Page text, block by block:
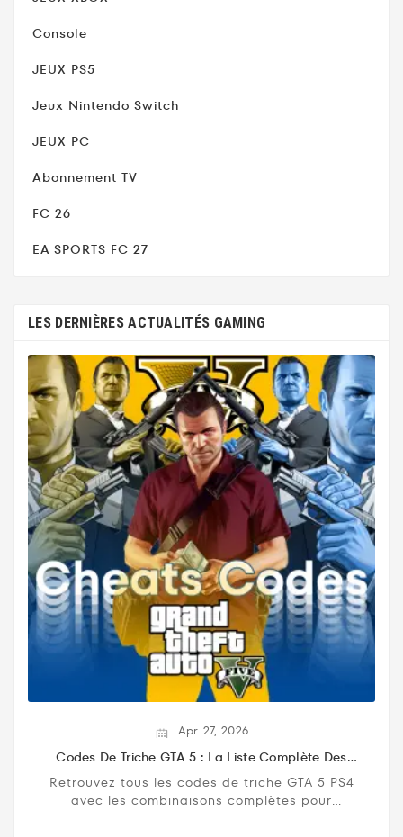
Console
JEUX PS5
Jeux Nintendo Switch
JEUX PC
Abonnement TV
FC 26
EA SPORTS FC 27
LES DERNIÈRES ACTUALITÉS GAMING
Apr 27, 2026
Codes De Triche GTA 5 : La Liste Complète Des
Retrouvez tous les codes de triche GTA 5 PS4
avec les combinaisons complètes pour